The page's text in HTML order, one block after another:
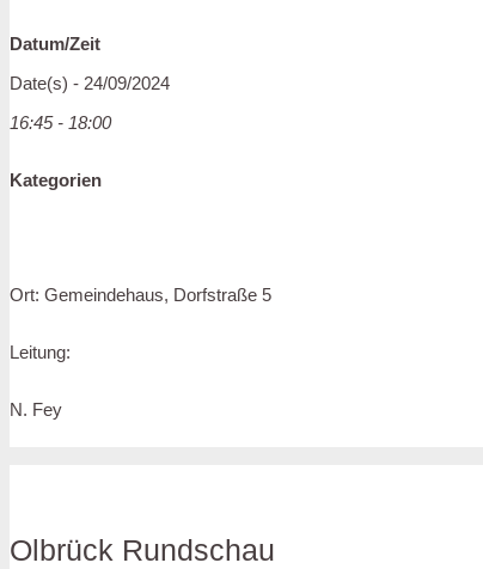
Datum/Zeit
Date(s) - 24/09/2024
16:45 - 18:00
Kategorien
Ort: Gemeindehaus, Dorfstraße 5
Leitung:
N. Fey
Olbrück Rundschau